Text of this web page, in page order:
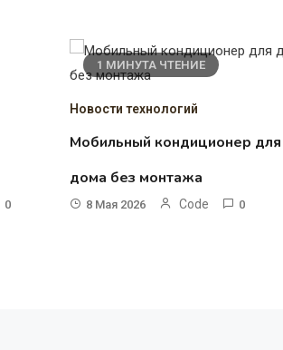
0
1 МИНУТА ЧТЕНИЕ
Новости технологий
Мобильный кондиционер для
дома без монтажа
8 Мая 2026 Code 0